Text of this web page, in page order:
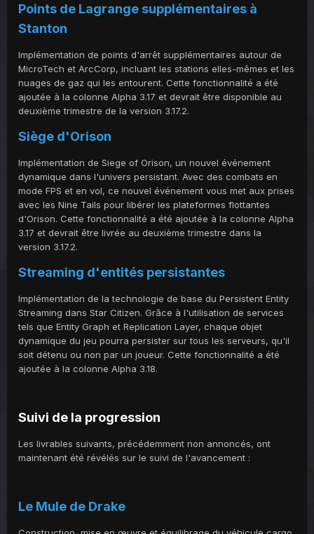
Points de Lagrange supplémentaires à
Stanton
Implémentation de points d'arrêt supplémentaires autour de
MicroTech et ArcCorp, incluant les stations elles-mêmes et les
nuages de gaz qui les entourent. Cette fonctionnalité a été
ajoutée à la colonne Alpha 3.17 et devrait être disponible au
deuxième trimestre de la version 3.17.2.
Siège d'Orison
Implémentation de Siege of Orison, un nouvel événement
dynamique dans l'univers persistant. Avec des combats en
mode FPS et en vol, ce nouvel événement vous met aux prises
avec les Nine Tails pour libérer les plateformes flottantes
d'Orison. Cette fonctionnalité a été ajoutée à la colonne Alpha
3.17 et devrait être livrée au deuxième trimestre dans la
version 3.17.2.
Streaming d'entités persistantes
Implémentation de la technologie de base du Persistent Entity
Streaming dans Star Citizen. Grâce à l'utilisation de services
tels que Entity Graph et Replication Layer, chaque objet
dynamique du jeu pourra persister sur tous les serveurs, qu'il
soit détenu ou non par un joueur. Cette fonctionnalité a été
ajoutée à la colonne Alpha 3.18.
Suivi de la progression
Les livrables suivants, précédemment non annoncés, ont
maintenant été révélés sur le suivi de l'avancement :
Le Mule de Drake